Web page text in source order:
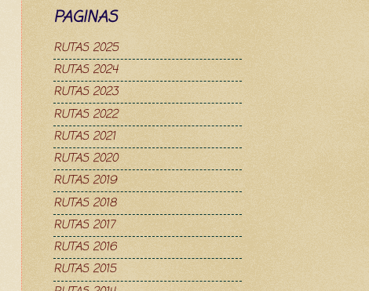
PAGINAS
RUTAS 2025
RUTAS 2024
RUTAS 2023
RUTAS 2022
RUTAS 2021
RUTAS 2020
RUTAS 2019
RUTAS 2018
RUTAS 2017
RUTAS 2016
RUTAS 2015